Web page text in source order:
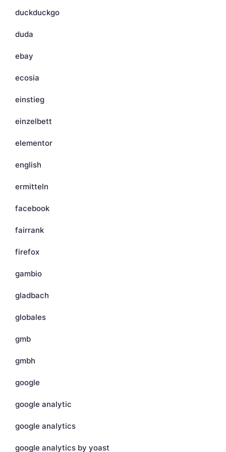
duckduckgo
duda
ebay
ecosia
einstieg
einzelbett
elementor
english
ermitteln
facebook
fairrank
firefox
gambio
gladbach
globales
gmb
gmbh
google
google analytic
google analytics
google analytics by yoast